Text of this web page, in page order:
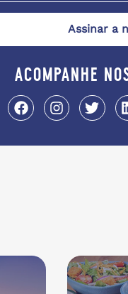
Assinar a
acompanhe